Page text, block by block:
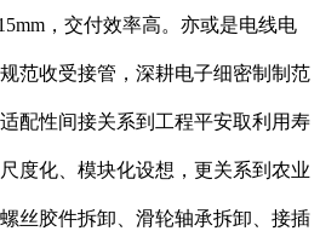
，交付效率高。亦或是电线电
范收受接管，深耕电子细密制制范
配性间接关系到工程平安取利用寿
度化、模块化设想，更关系到农业
丝胶件拆卸、滑轮轴承拆卸、接插